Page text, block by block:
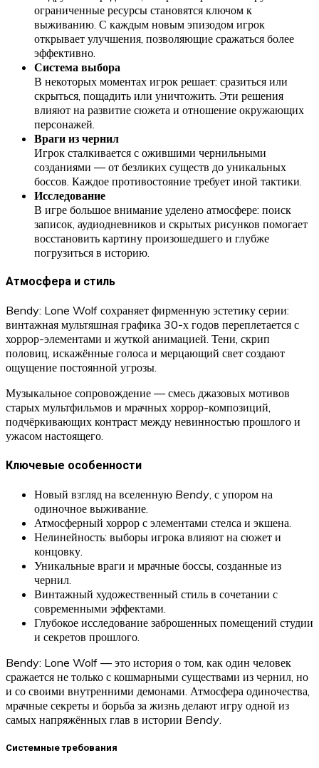
ограниченные ресурсы становятся ключом к
выживанию. С каждым новым эпизодом игрок
открывает улучшения, позволяющие сражаться более
эффективно.
Система выбора
В некоторых моментах игрок решает: сразиться или
скрыться, пощадить или уничтожить. Эти решения
влияют на развитие сюжета и отношение окружающих
персонажей.
Враги из чернил
Игрок сталкивается с ожившими чернильными
созданиями — от безликих существ до уникальных
боссов. Каждое противостояние требует иной тактики.
Исследование
В игре большое внимание уделено атмосфере: поиск
записок, аудиодневников и скрытых рисунков помогает
восстановить картину произошедшего и глубже
погрузиться в историю.
Атмосфера и стиль
Bendy: Lone Wolf сохраняет фирменную эстетику серии:
винтажная мультяшная графика 30-х годов переплетается с
хоррор-элементами и жуткой анимацией. Тени, скрип
половиц, искажённые голоса и мерцающий свет создают
ощущение постоянной угрозы.
Музыкальное сопровождение — смесь джазовых мотивов
старых мультфильмов и мрачных хоррор-композиций,
подчёркивающих контраст между невинностью прошлого и
ужасом настоящего.
Ключевые особенности
Новый взгляд на вселенную Bendy , с упором на
одиночное выживание.
Атмосферный хоррор с элементами стелса и экшена.
Нелинейность: выборы игрока влияют на сюжет и
концовку.
Уникальные враги и мрачные боссы, созданные из
чернил.
Винтажный художественный стиль в сочетании с
современными эффектами.
Глубокое исследование заброшенных помещений студии
и секретов прошлого.
Bendy: Lone Wolf — это история о том, как один человек
сражается не только с кошмарными существами из чернил, но
и со своими внутренними демонами. Атмосфера одиночества,
мрачные секреты и борьба за жизнь делают игру одной из
самых напряжённых глав в истории Bendy
Системные требования